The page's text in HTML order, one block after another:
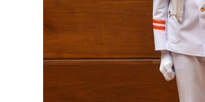
KHẨU NĂM 2023
tỷ đồng
Tích cực, chủ động
Thu mở cơ hội tăng trưởng mới
quản lý chợ có hiệu lực thi
và Truyền hình Hà Tĩnh)
Sơ kết giữa nhiệm kỳ